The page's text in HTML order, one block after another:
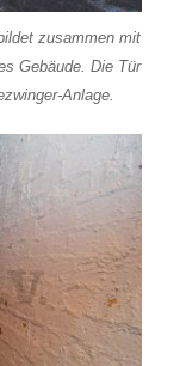
zusammen mit
Gebäude. Die Tür
Anlage.